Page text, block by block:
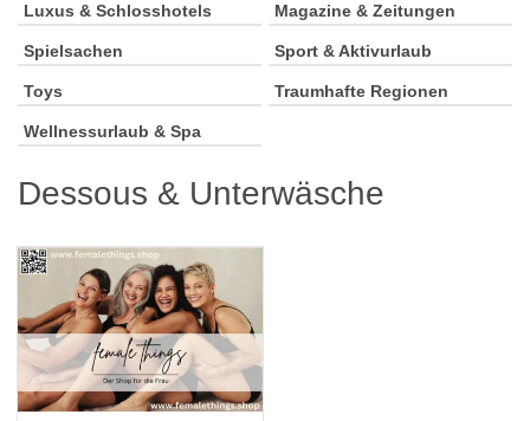
Luxus & Schlosshotels Magazine & Zeitungen
Spielsachen Sport & Aktivurlaub
Toys Traumhafte Regionen
Wellnessurlaub & Spa
Dessous & Unterwäsche